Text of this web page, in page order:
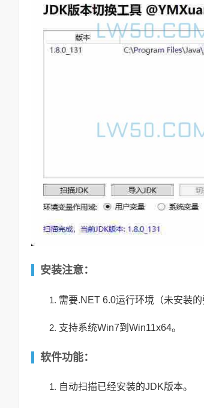
安装注意：
需要.NET 6.0运行环境（未安装的
支持系统Win7到Win11x64。
软件功能：
自动扫描已经安装的JDK版本。